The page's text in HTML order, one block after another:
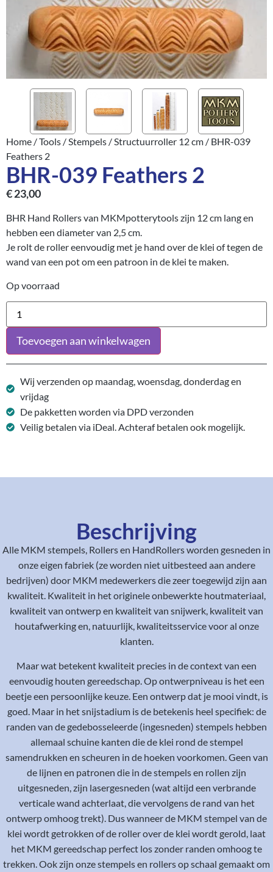
Home /Tools /Stempels /Structuurroller 12 cm / BHR-039
Feathers 2
BHR-039 Feathers 2
€23,00
BHR Hand Rollers van MKMpotterytools zijn 12 cm lang en
hebben een diameter van 2,5 cm.
Je rolt de roller eenvoudig met je hand over de klei of tegen de
wand van een pot om een patroon in de klei te maken.
Op voorraad
Toevoegen aan winkelwagen
Wij verzenden op maandag, woensdag, donderdag en
vrijdag
De pakketten worden via DPD verzonden
Veilig betalen via iDeal. Achteraf betalen ook mogelijk.
Beschrijving
Alle MKM stempels, Rollers en HandRollers worden gesneden in
onze eigen fabriek (ze worden niet uitbesteed aan andere
bedrijven) door MKM medewerkers die zeer toegewijd zijn aan
kwaliteit. Kwaliteit in het originele onbewerkte houtmateriaal,
kwaliteit van ontwerp en kwaliteit van snijwerk, kwaliteit van
houtafwerking en, natuurlijk, kwaliteitsservice voor al onze
klanten.
Maar wat betekent kwaliteit precies in de context van een
eenvoudig houten gereedschap. Op ontwerpniveau is het een
beetje een persoonlijke keuze. Een ontwerp dat je mooi vindt, is
goed. Maar in het snijstadium is de betekenis heel specifiek: de
randen van de gedebosseleerde (ingesneden) stempels hebben
allemaal schuine kanten die de klei rond de stempel
samendrukken en scheuren in de hoeken voorkomen. Geen van
de lijnen en patronen die in de stempels en rollen zijn
uitgesneden, zijn lasergesneden (wat altijd een verbrande
verticale wand achterlaat, die vervolgens de rand van het
ontwerp omhoog trekt). Dus wanneer de MKM stempel van de
klei wordt getrokken of de roller over de klei wordt gerold, laat
het MKM gereedschap perfect los zonder randen omhoog te
trekken. Ook zijn onze stempels en rollers op schaal gemaakt om